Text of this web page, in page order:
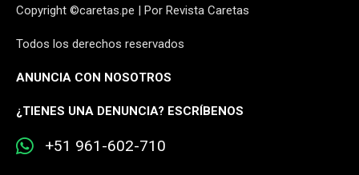
Copyright ©caretas.pe | Por Revista Caretas
Todos los derechos reservados
ANUNCIA CON NOSOTROS
¿TIENES UNA DENUNCIA? ESCRÍBENOS
+51 961-602-710